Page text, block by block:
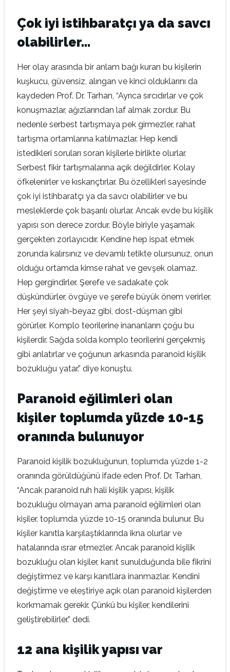
Çok iyi istihbaratçı ya da savcı
olabilirler…
Her olay arasında bir anlam bağı kuran bu kişilerin
kuşkucu, güvensiz, alıngan ve kinci olduklarını da
kaydeden Prof. Dr. Tarhan, “Ayrıca sırcıdırlar ve çok
konuşmazlar, ağızlarından laf almak zordur. Bu
nedenle serbest tartışmaya pek girmezler, rahat
tartışma ortamlarına katılmazlar. Hep kendi
istedikleri soruları soran kişilerle birlikte olurlar.
Serbest fikir tartışmalarına açık değildirler. Kolay
öfkelenirler ve kıskançtırlar. Bu özellikleri sayesinde
çok iyi istihbaratçı ya da savcı olabilirler ve bu
mesleklerde çok başarılı olurlar. Ancak evde bu kişilik
yapısı son derece zordur. Böyle biriyle yaşamak
gerçekten zorlayıcıdır. Kendine hep ispat etmek
zorunda kalırsınız ve devamlı tetikte olursunuz, onun
olduğu ortamda kimse rahat ve gevşek olamaz.
Hep gergindirler. Şerefe ve sadakate çok
düşkündürler, övgüye ve şerefe büyük önem verirler.
Her şeyi siyah-beyaz gibi, dost-düşman gibi
görürler. Komplo teorilerine inananların çoğu bu
kişilerdir. Sağda solda komplo teorilerini gerçekmiş
gibi anlatırlar ve çoğunun arkasında paranoid kişilik
bozukluğu yatar.” diye konuştu.
Paranoid eğilimleri olan
kişiler toplumda yüzde 10-15
oranında bulunuyor
Paranoid kişilik bozukluğunun, toplumda yüzde 1-2
oranında görüldüğünü ifade eden Prof. Dr. Tarhan,
“Ancak paranoid ruh hali kişilik yapısı, kişilik
bozukluğu olmayan ama paranoid eğilimleri olan
kişiler, toplumda yüzde 10-15 oranında bulunur. Bu
kişiler kanıtla karşılaştıklarında ikna olurlar ve
hatalarında ısrar etmezler. Ancak paranoid kişilik
bozukluğu olan kişiler, kanıt sunulduğunda bile fikrini
değiştirmez ve karşı kanıtlara inanmazlar. Kendini
değiştirme ve eleştiriye açık olan paranoid kişilerden
korkmamak gerekir. Çünkü bu kişiler, kendilerini
geliştirebilirler.” dedi.
12 ana kişilik yapısı var